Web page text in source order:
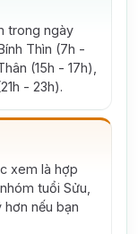
trong ngày
Thìn (7h -
(15h - 17h),
- 23h).
xem là hợp
tuổi Sửu,
nếu bạn